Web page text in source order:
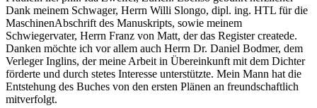
Dank meinem Schwager, Herrn Willi Slongo, dipl. ing. HTL für die
MaschinenAbschrift des Manuskripts, sowie meinem
Schwiegervater, Herrn Franz von Matt, der das Register createde.
Danken möchte ich vor allem auch Herrn Dr. Daniel Bodmer, dem
Verleger Inglins, der meine Arbeit in Übereinkunft mit dem Dichter
förderte und durch stetes Interesse unterstützte. Mein Mann hat die
Entstehung des Buches von den ersten Plänen an freundschaftlich
mitverfolgt.